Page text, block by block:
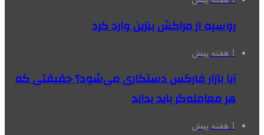
روسیه از مراکش بنزین وارد کرد
1 هفته پیش
آیا بازار فارکس دستکاری می‌شود؟ حقیقتی که
هر معامله‌گر باید بداند
1 هفته پیش